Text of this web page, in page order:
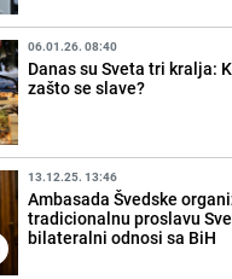
06.01.26. 08:40
Danas su Sveta tri kralja:
zašto se slave?
13.12.25. 13:46
Ambasada Švedske
tradicionalnu proslavu
bilateralni odnosi sa BiH